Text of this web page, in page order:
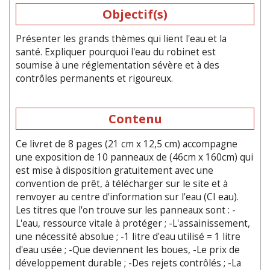
Objectif(s)
Présenter les grands thèmes qui lient l'eau et la
santé. Expliquer pourquoi l'eau du robinet est
soumise à une réglementation sévère et à des
contrôles permanents et rigoureux.
Contenu
Ce livret de 8 pages (21 cm x 12,5 cm) accompagne
une exposition de 10 panneaux de (46cm x 160cm) qui
est mise à disposition gratuitement avec une
convention de prêt, à télécharger sur le site et à
renvoyer au centre d'information sur l'eau (CI eau).
Les titres que l'on trouve sur les panneaux sont : -
L'eau, ressource vitale à protéger ; -L'assainissement,
une nécessité absolue ; -1 litre d'eau utilisé = 1 litre
d'eau usée ; -Que deviennent les boues, -Le prix de
développement durable ; -Des rejets contrôlés ; -La